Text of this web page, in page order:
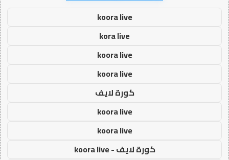
koora live
kora live
koora live
koora live
كورة لايف
koora live
koora live
كورة لايف - koora live